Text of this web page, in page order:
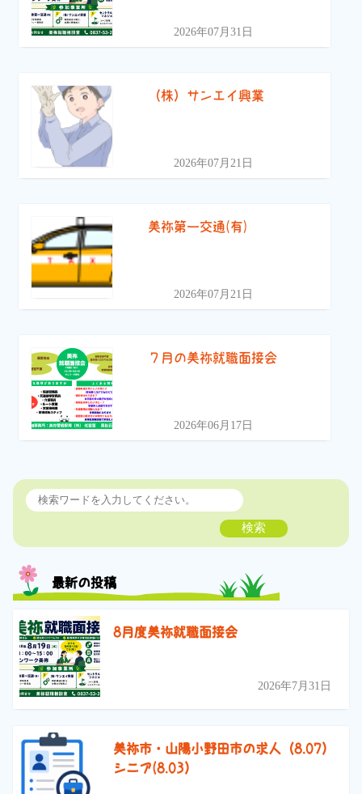
2026年07月31日
（株）サンエイ興業
2026年07月21日
美祢第一交通(有)
2026年07月21日
７月の美祢就職面接会
2026年06月17日
検索
最新の投稿
8月度美祢就職面接会
2026年7月31日
美祢市・山陽小野田市の求人（8.07）
シニア(8.03）